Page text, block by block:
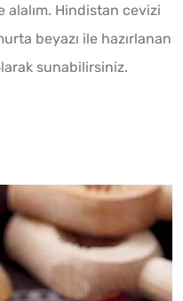
Hindistan cevizi
beyazı ile hazırlanan
sunabilirsiniz.